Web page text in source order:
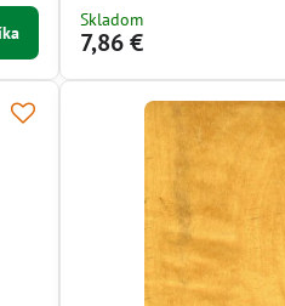
Skladom
7,86 €